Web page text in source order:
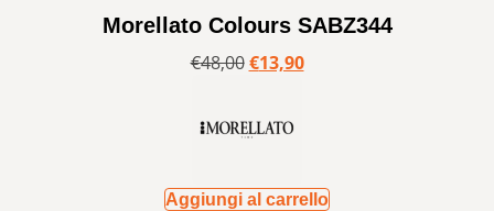
Morellato Colours SABZ344
€48,00 €13,90
Aggiungi al carrello